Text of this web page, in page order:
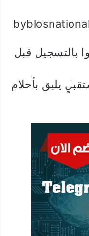
بالتسجيل قبل
يليق بأحلام